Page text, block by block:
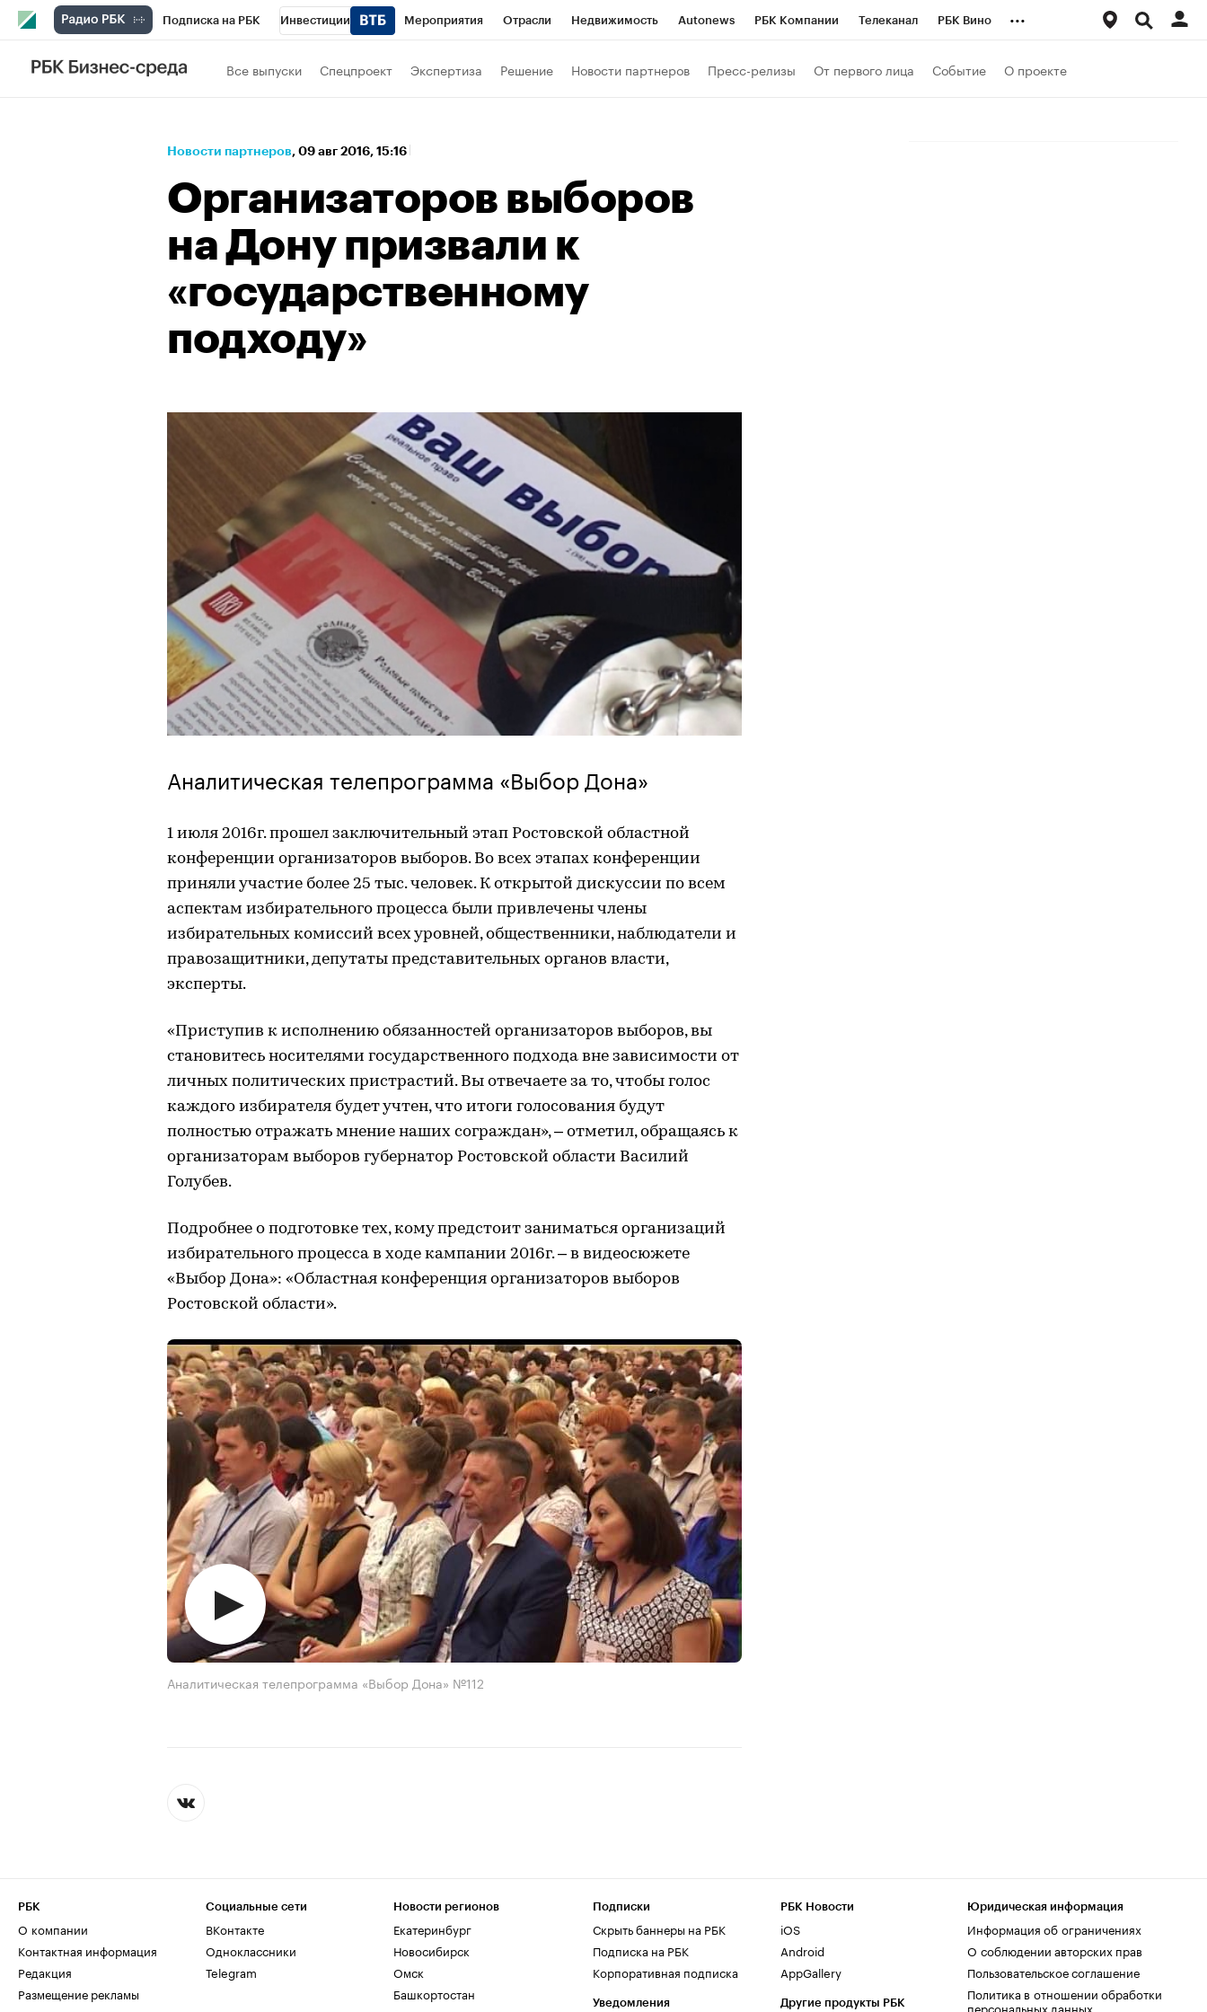
Подписка на РБК Инвестиции Мероприятия Отрасли Недвижимость Autonews РБК Компании Телеканал РБК Вино
Спорт
Технологии и медиа
...
Все выпуски Спецпроект Экспертиза Решение Новости партнеров Пресс-релизы От первого лица Событие О проекте
Новости партнеров⁠, 09 авг 2016, 15:16
Организаторов выборов
на Дону призвали к
«государственному
подходу»
Аналитическая телепрограмма «Выбор Дона»
1 июля 2016г. прошел заключительный этап Ростовской областной
конференции организаторов выборов. Во всех этапах конференции
приняли участие более 25 тыс. человек. К открытой дискуссии по всем
аспектам избирательного процесса были привлечены члены
избирательных комиссий всех уровней, общественники, наблюдатели и
правозащитники, депутаты представительных органов власти,
эксперты.
«Приступив к исполнению обязанностей организаторов выборов, вы
становитесь носителями государственного подхода вне зависимости от
личных политических пристрастий. Вы отвечаете за то, чтобы голос
каждого избирателя будет учтен, что итоги голосования будут
полностью отражать мнение наших сограждан», – отметил, обращаясь к
организаторам выборов губернатор Ростовской области Василий
Голубев.
Подробнее о подготовке тех, кому предстоит заниматься организаций
избирательного процесса в ходе кампании 2016г. – в видеосюжете
«Выбор Дона»: «Областная конференция организаторов выборов
Ростовской области».
Аналитическая телепрограмма «Выбор Дона» №112
РБК
О компании
Контактная информация
Редакция
Размещение рекламы
Социальные сети
ВКонтакте
Одноклассники
Telegram
Новости регионов
Екатеринбург
Новосибирск
Омск
Башкортостан
Подписки
Скрыть баннеры на РБК
Подписка на РБК
Корпоративная подписка
Уведомления
РБК Новости
iOS
Android
AppGallery
Другие продукты РБК
Юридическая информация
Информация об ограничениях
О соблюдении авторских прав
Пользовательское соглашение
Политика в отношении обработки
персональных данных